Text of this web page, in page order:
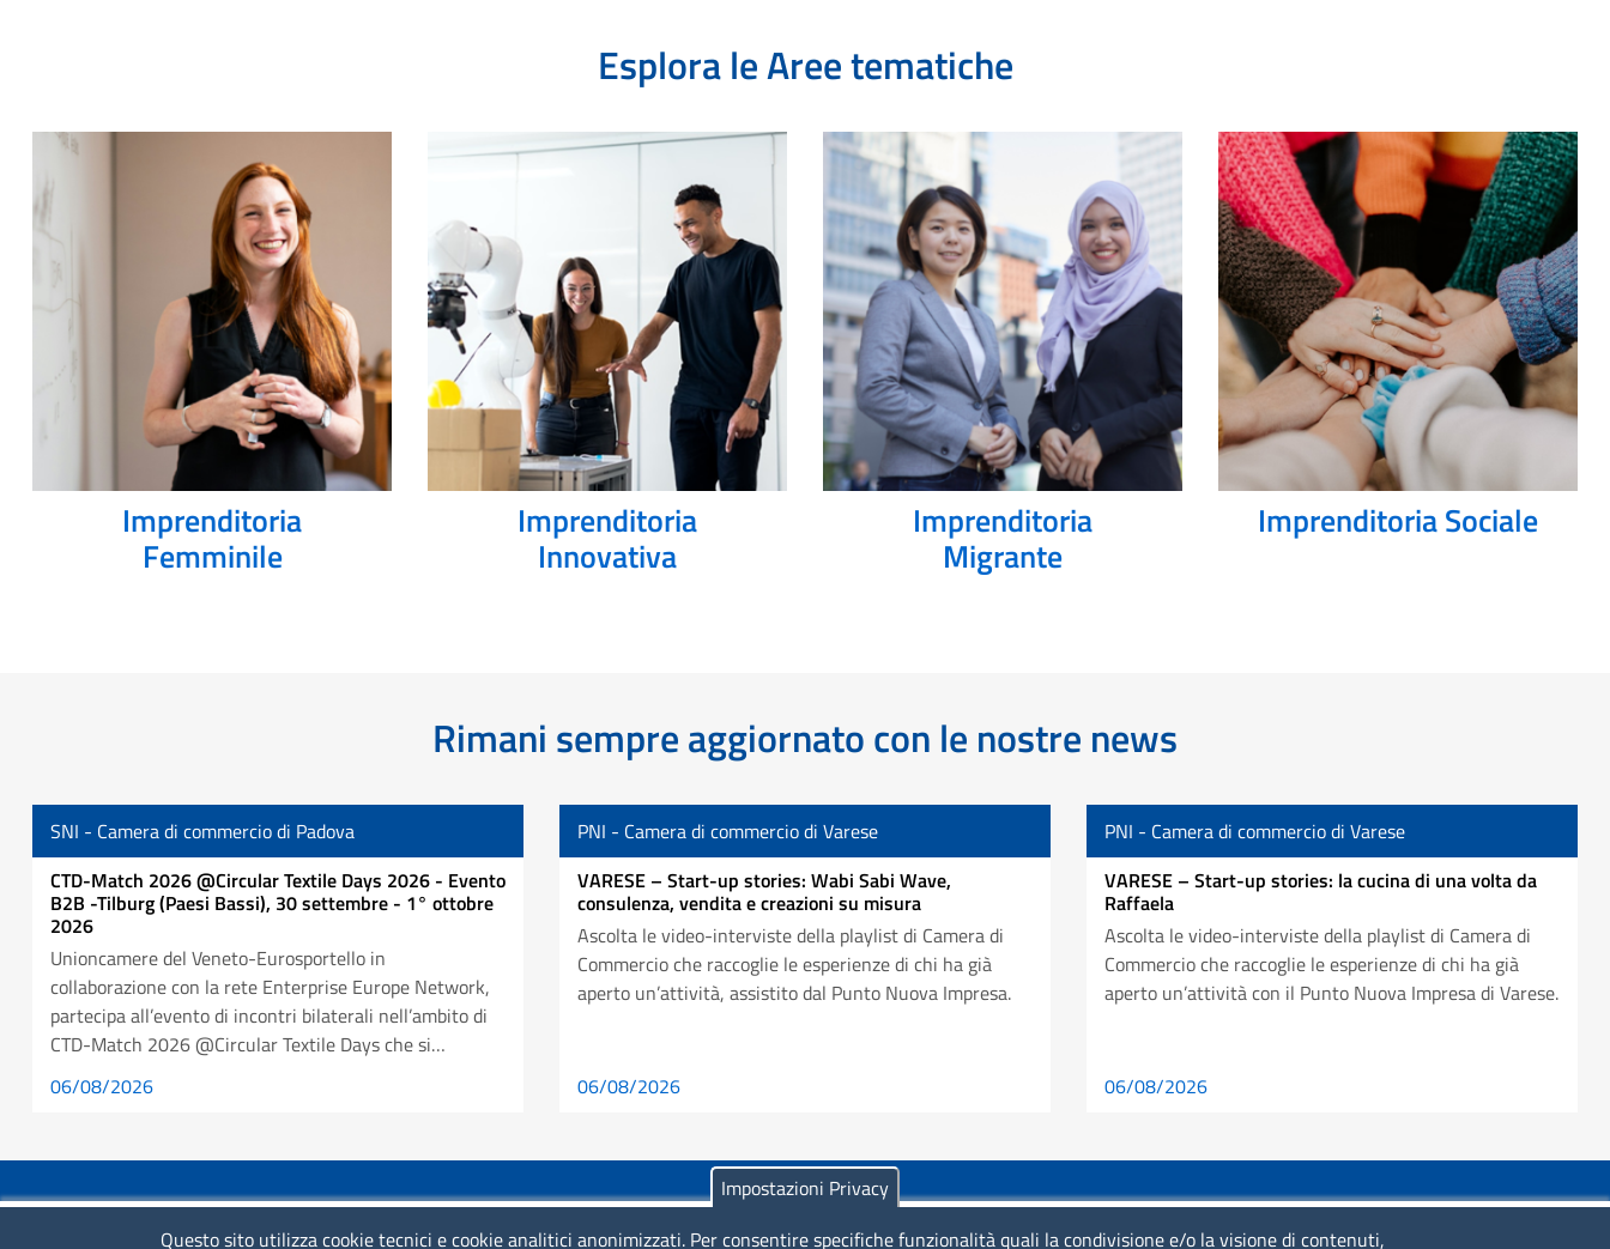
Esplora le Aree tematiche
Imprenditoria
Femminile
Imprenditoria
Innovativa
Imprenditoria
Migrante
Imprenditoria Sociale
Rimani sempre aggiornato con le nostre news
SNI - Camera di commercio di Padova
CTD-Match 2026 @Circular Textile Days 2026 - Evento
B2B -Tilburg (Paesi Bassi), 30 settembre - 1° ottobre
2026
Unioncamere del Veneto-Eurosportello in
collaborazione con la rete Enterprise Europe Network,
partecipa all’evento di incontri bilaterali nell’ambito di
CTD-Match 2026 @Circular Textile Days che si…
06/08/2026
PNI - Camera di commercio di Varese
VARESE – Start-up stories: Wabi Sabi Wave,
consulenza, vendita e creazioni su misura
Ascolta le video-interviste della playlist di Camera di
Commercio che raccoglie le esperienze di chi ha già
aperto un’attività, assistito dal Punto Nuova Impresa.
06/08/2026
PNI - Camera di commercio di Varese
VARESE – Start-up stories: la cucina di una volta da
Raffaela
Ascolta le video-interviste della playlist di Camera di
Commercio che raccoglie le esperienze di chi ha già
aperto un’attività con il Punto Nuova Impresa di Varese.
06/08/2026
COLLEGAMENTI VELOCI SERVIZIO REALIZZATO DA
Impostazioni Privacy
Questo sito utilizza cookie tecnici e cookie analitici anonimizzati. Per consentire specifiche funzionalità quali la condivisione e/o la visione di contenuti,